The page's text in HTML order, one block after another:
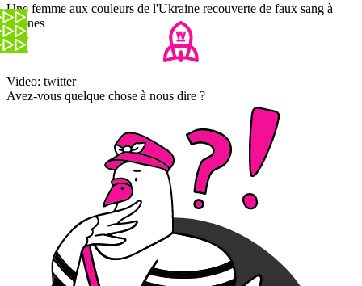
Une femme aux couleurs de l'Ukraine recouverte de faux sang à
Cannes
Video: twitter
Avez-vous quelque chose à nous dire ?